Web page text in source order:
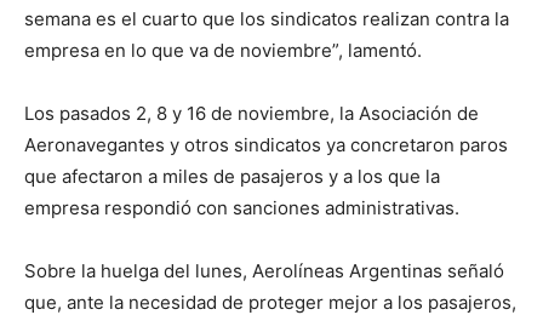
semana es el cuarto que los sindicatos realizan contra la
empresa en lo que va de noviembre”, lamentó.
Los pasados 2, 8 y 16 de noviembre, la Asociación de
Aeronavegantes y otros sindicatos ya concretaron paros
que afectaron a miles de pasajeros y a los que la
empresa respondió con sanciones administrativas.
Sobre la huelga del lunes, Aerolíneas Argentinas señaló
que, ante la necesidad de proteger mejor a los pasajeros,